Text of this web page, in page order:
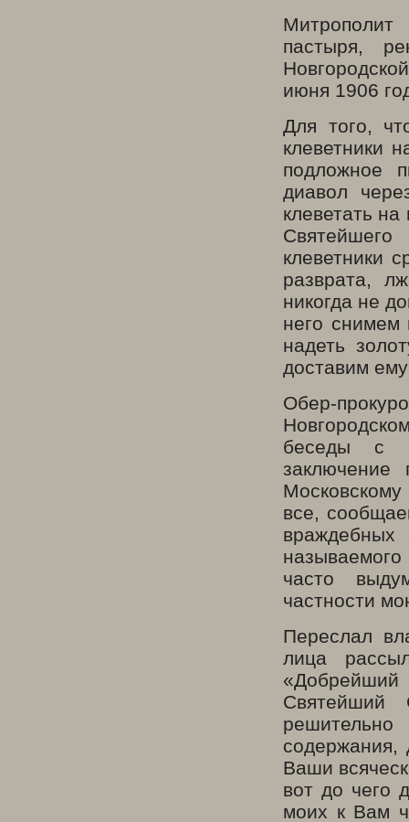
пастыря,
июня 1906
Для того,
клеветники
подложное
диавол
клеветать
клеветники
разврата,
никогда не
него
надеть
доставим
Обер-
беседы с
все,
часто
частности
Переслал
лица
«Добрейший
решительно
содержания,
Ваши
вот до чего
моих к Вам